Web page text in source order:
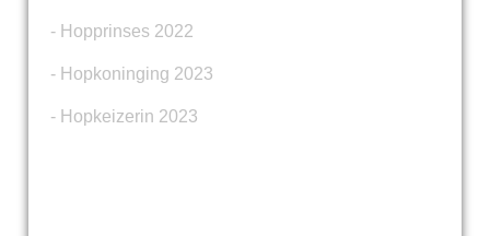
- Hopprinses 2022
- Hopkoninging 2023
- Hopkeizerin 2023